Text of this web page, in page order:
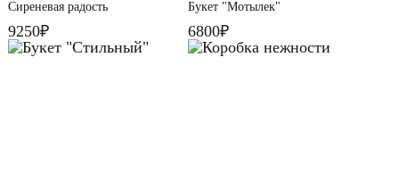
Сиреневая радость
9250₽
Букет "Мотылек"
6800₽